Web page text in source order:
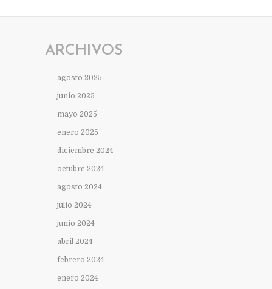
ARCHIVOS
agosto 2025
junio 2025
mayo 2025
enero 2025
diciembre 2024
octubre 2024
agosto 2024
julio 2024
junio 2024
abril 2024
febrero 2024
enero 2024